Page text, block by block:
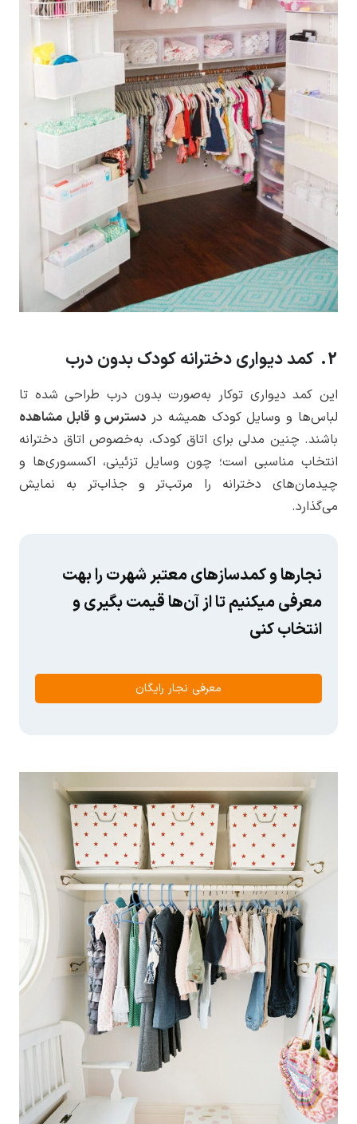
2. کمد دیواری دخترانه کودک بدون درب
این کمد دیواری توکار به‌صورت بدون درب طراحی شده تا
لباس‌ها و وسایل کودک همیشه در دسترس و قابل مشاهده
باشند. چنین مدلی برای اتاق کودک، به‌خصوص اتاق دخترانه
انتخاب مناسبی است؛ چون وسایل تزئینی، اکسسوری‌ها و
چیدمان‌های دخترانه را مرتب‌تر و جذاب‌تر به نمایش
می‌گذارد.
نجارها و کمدسازهای معتبر شهرت را بهت
معرفی میکنیم تا از آن‌ها قیمت بگیری و
انتخاب کنی
معرفی نجار رایگان